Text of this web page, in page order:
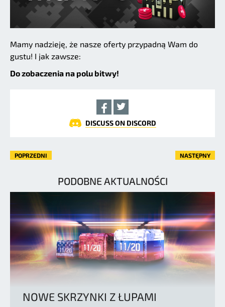
Mamy nadzieję, że nasze oferty przypadną Wam do
gustu! I jak zawsze:
Do zobaczenia na polu bitwy!
DISCUSS ON DISCORD
POPRZEDNI NASTĘPNY
PODOBNE AKTUALNOŚCI
NOWE SKRZYNKI Z ŁUPAMI